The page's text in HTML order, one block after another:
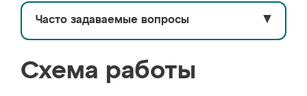
Часто задаваемые вопросы ▼
Схема работы